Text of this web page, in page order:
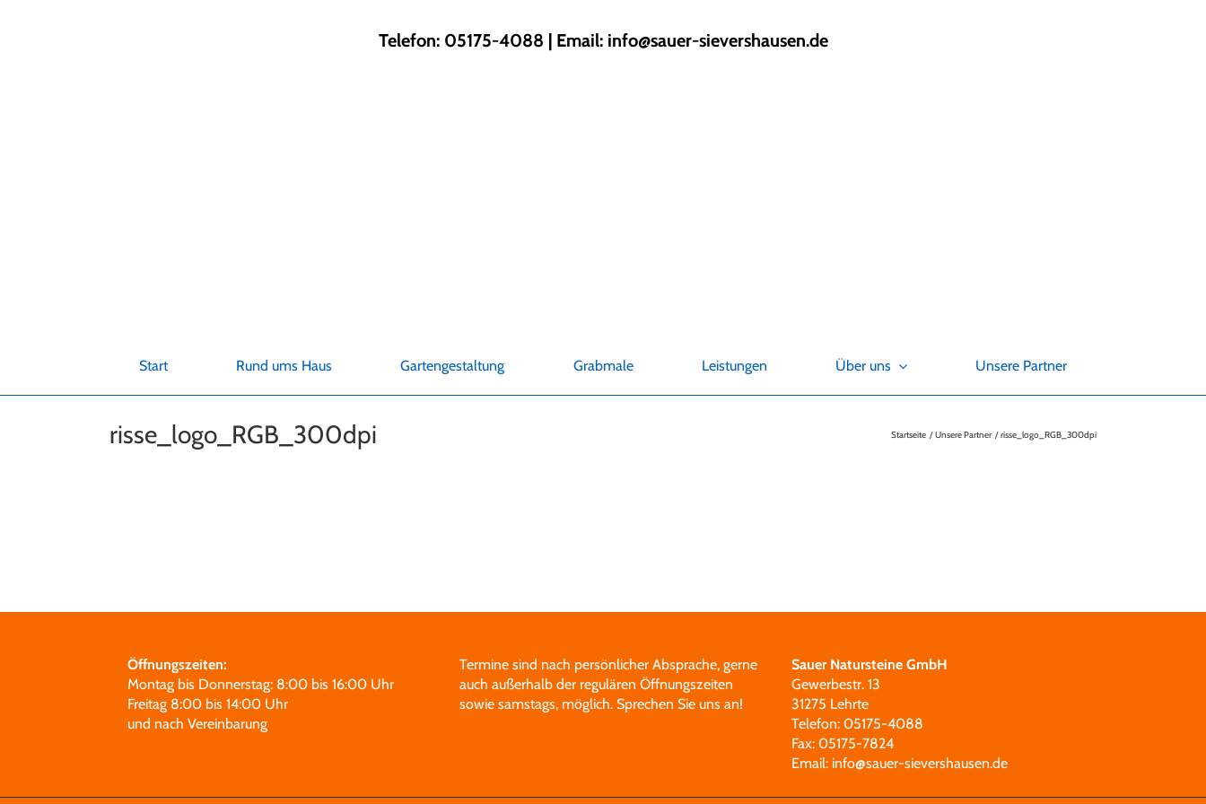
Telefon: 05175-4088 | Email: info@sauer-sievershausen.de
Start Rund ums Haus Gartengestaltung Grabmale Leistungen Über uns Unsere Partner
risse_logo_RGB_300dpi Startseite Unsere Partner risse_logo_RGB_300dpi
Öffnungszeiten:
Montag bis Donnerstag: 8:00 bis 16:00 Uhr
Freitag 8:00 bis 14:00 Uhr
und nach Vereinbarung
Termine sind nach persönlicher Absprache, gerne
auch außerhalb der regulären Öffnungszeiten
sowie samstags, möglich. Sprechen Sie uns an!
Sauer Natursteine GmbH
Gewerbestr. 13
31275 Lehrte
Telefon: 05175-4088
Fax: 05175-7824
Email: info@sauer-sievershausen.de